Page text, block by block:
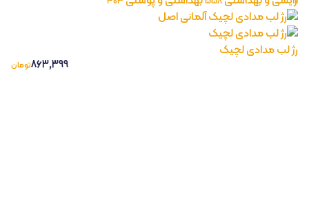
رژ لب مدادی لچیک
863,399تومان